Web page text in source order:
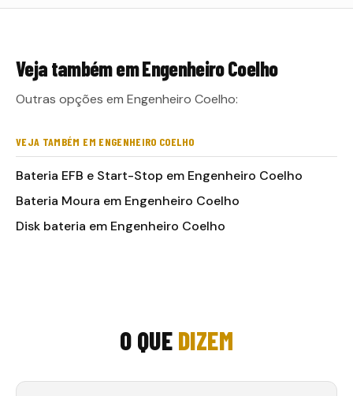
Veja também emEngenheiro Coelho
Outras opções em Engenheiro Coelho:
VEJA TAMBÉM EM ENGENHEIRO COELHO
Bateria EFB e Start-Stop em Engenheiro Coelho
Bateria Moura em Engenheiro Coelho
Disk bateria em Engenheiro Coelho
O QUE DIZEM